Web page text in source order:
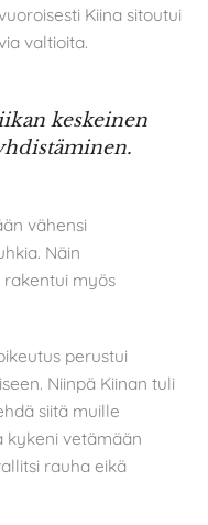
Kiina sitoutui
valtioita.
keskeinen
vähensi
Näin
myös
perustui
Niinpä Kiinan tuli
siitä muille
kykeni vetämään
rauha eikä